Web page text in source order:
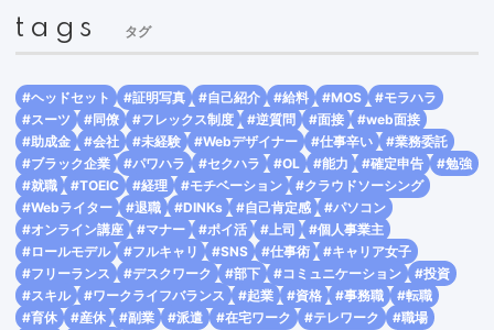
tags タグ
#ヘッドセット #証明写真 #自己紹介 #給料 #MOS
#モラハラ
#スーツ
#同僚 #フレックス制度 #逆質問 #面接
#web面接
#助成金
#会社 #未経験 #Webデザイナー #仕事辛い
#業務委託
#ブラック企業
#パワハラ #セクハラ #OL #能力 #確定申告
#勉強
#就職
#TOEIC #経理 #モチベーション
#クラウドソーシング
#Webライター
#退職 #DINKs #自己肯定感
#パソコン
#オンライン講座
#マナー #ポイ活 #上司
#個人事業主
#ロールモデル
#フルキャリ #SNS #仕事術
#キャリア女子
#フリーランス
#デスクワーク #部下 #コミュニケーション
#投資
#スキル
#ワークライフバランス #起業 #資格 #事務職
#転職
#育休
#産休 #副業 #派遣 #在宅ワーク #テレワーク
#職場